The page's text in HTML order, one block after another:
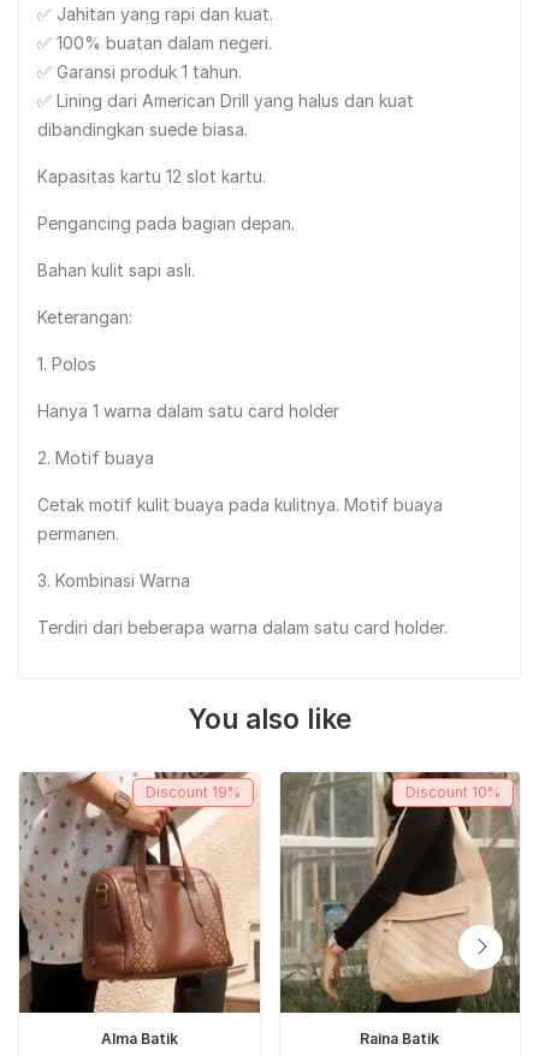
✅ Jahitan yang rapi dan kuat.
✅ 100% buatan dalam negeri.
✅ Garansi produk 1 tahun.
✅ Lining dari American Drill yang halus dan kuat
dibandingkan suede biasa.
Kapasitas kartu 12 slot kartu.
Pengancing pada bagian depan.
Bahan kulit sapi asli.
Keterangan:
1. Polos
Hanya 1 warna dalam satu card holder
2. Motif buaya
Cetak motif kulit buaya pada kulitnya. Motif buaya
permanen.
3. Kombinasi Warna
Terdiri dari beberapa warna dalam satu card holder.
You also like
Discount 19%
ADD TO CART
Alma Batik
Discount 10%
ADD TO CART
Raina Batik